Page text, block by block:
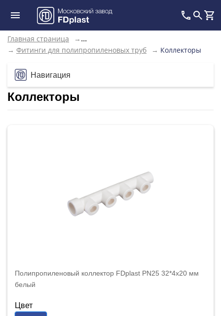
Главная страница → ...
→ Фитинги для полипропиленовых труб → Коллекторы
Навигация
Коллекторы
Полипропиленовый коллектор FDplast PN25 32*4х20 мм
белый
Цвет